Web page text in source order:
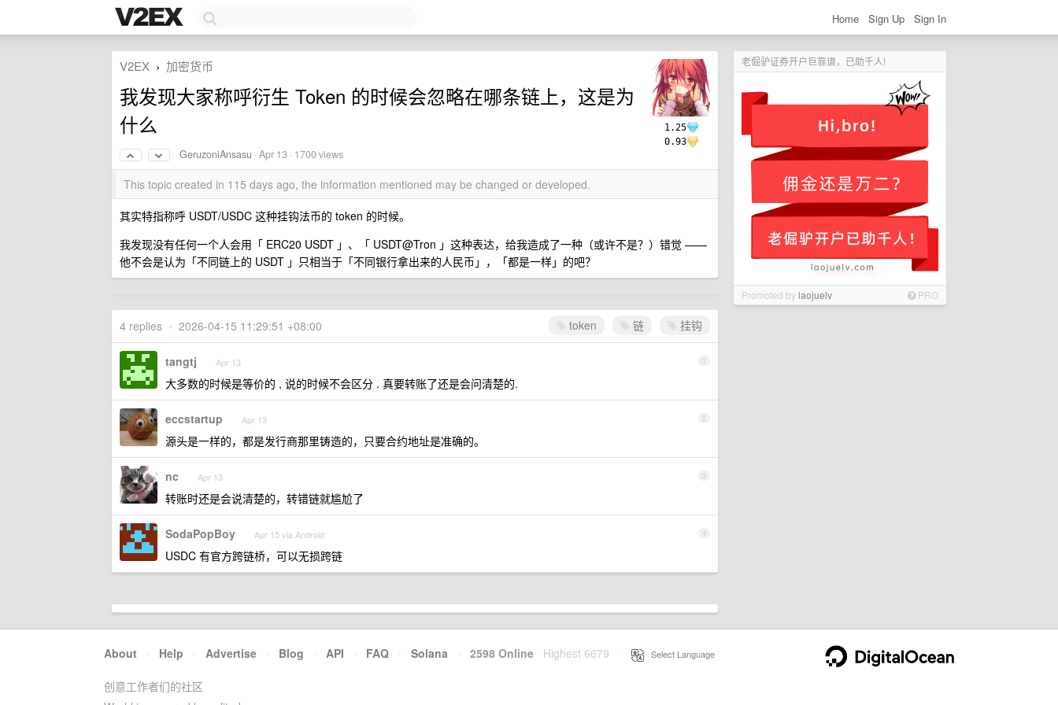
Home Sign Up Sign In
老倔驴证券开户巨靠谱，已助千人!
Promoted bylaojuelv PRO
1.25
0.93
V2EX › 加密货币
我发现大家称呼衍生 Token 的时候会忽略在哪条链上，这是为
什么
GeruzoniAnsasu ·Apr 13 · 1700 views
This topic created in 115 days ago, the information mentioned may be changed or developed.
其实特指称呼 USDT/USDC 这种挂钩法币的 token 的时候。
我发现没有任何一个人会用「 ERC20 USDT 」、「 USDT@Tron 」这种表达，给我造成了一种（或许不是？）错觉 ——
他不会是认为「不同链上的 USDT 」只相当于「不同银行拿出来的人民币」，「都是一样」的吧？
token 链 挂钩
4 replies • 2026-04-15 11:29:51 +08:00
1
tangtj Apr 13
大多数的时候是等价的 , 说的时候不会区分 . 真要转账了还是会问清楚的.
2
eccstartup Apr 13
源头是一样的，都是发行商那里铸造的，只要合约地址是准确的。
3
nc Apr 13
转账时还是会说清楚的，转错链就尴尬了
4
SodaPopBoy Apr 15 via Android
USDC 有官方跨链桥，可以无损跨链
About · Help · Advertise · Blog · API · FAQ · Solana · 2598 Online Highest 6679 Select Language
创意工作者们的社区